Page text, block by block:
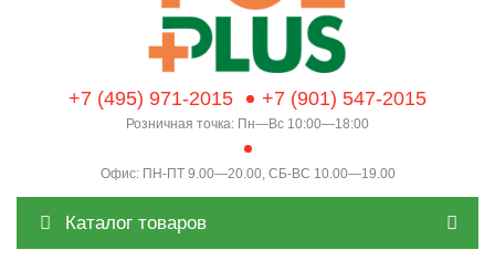
+7 (495) 971-2015 +7 (901) 547-2015
Розничная точка: Пн—Вс 10:00—18:00
Офис: ПН-ПТ 9.00—20.00, СБ-ВС 10.00—19.00
Каталог товаров